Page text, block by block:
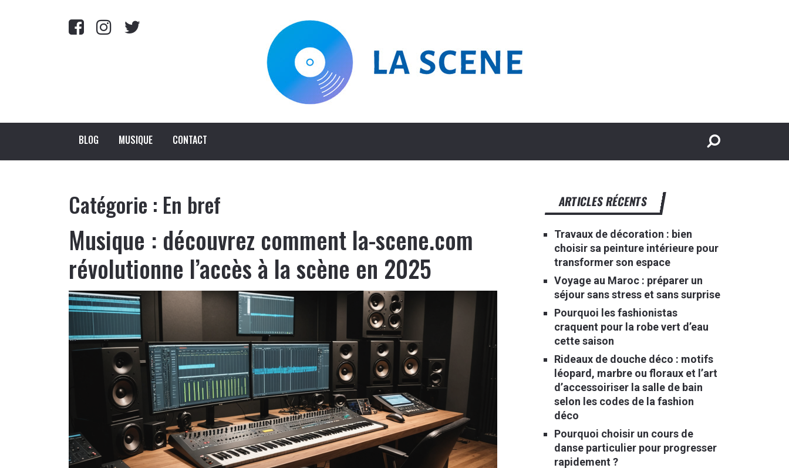
BLOG MUSIQUE CONTACT
Catégorie : En bref
Musique : découvrez comment la-scene.com
révolutionne l’accès à la scène en 2025
ARTICLES RÉCENTS
Travaux de décoration : bien
choisir sa peinture intérieure pour
transformer son espace
Voyage au Maroc : préparer un
séjour sans stress et sans surprise
Pourquoi les fashionistas
craquent pour la robe vert d’eau
cette saison
Rideaux de douche déco : motifs
léopard, marbre ou floraux et l’art
d’accessoiriser la salle de bain
selon les codes de la fashion
déco
Pourquoi choisir un cours de
danse particulier pour progresser
rapidement ?